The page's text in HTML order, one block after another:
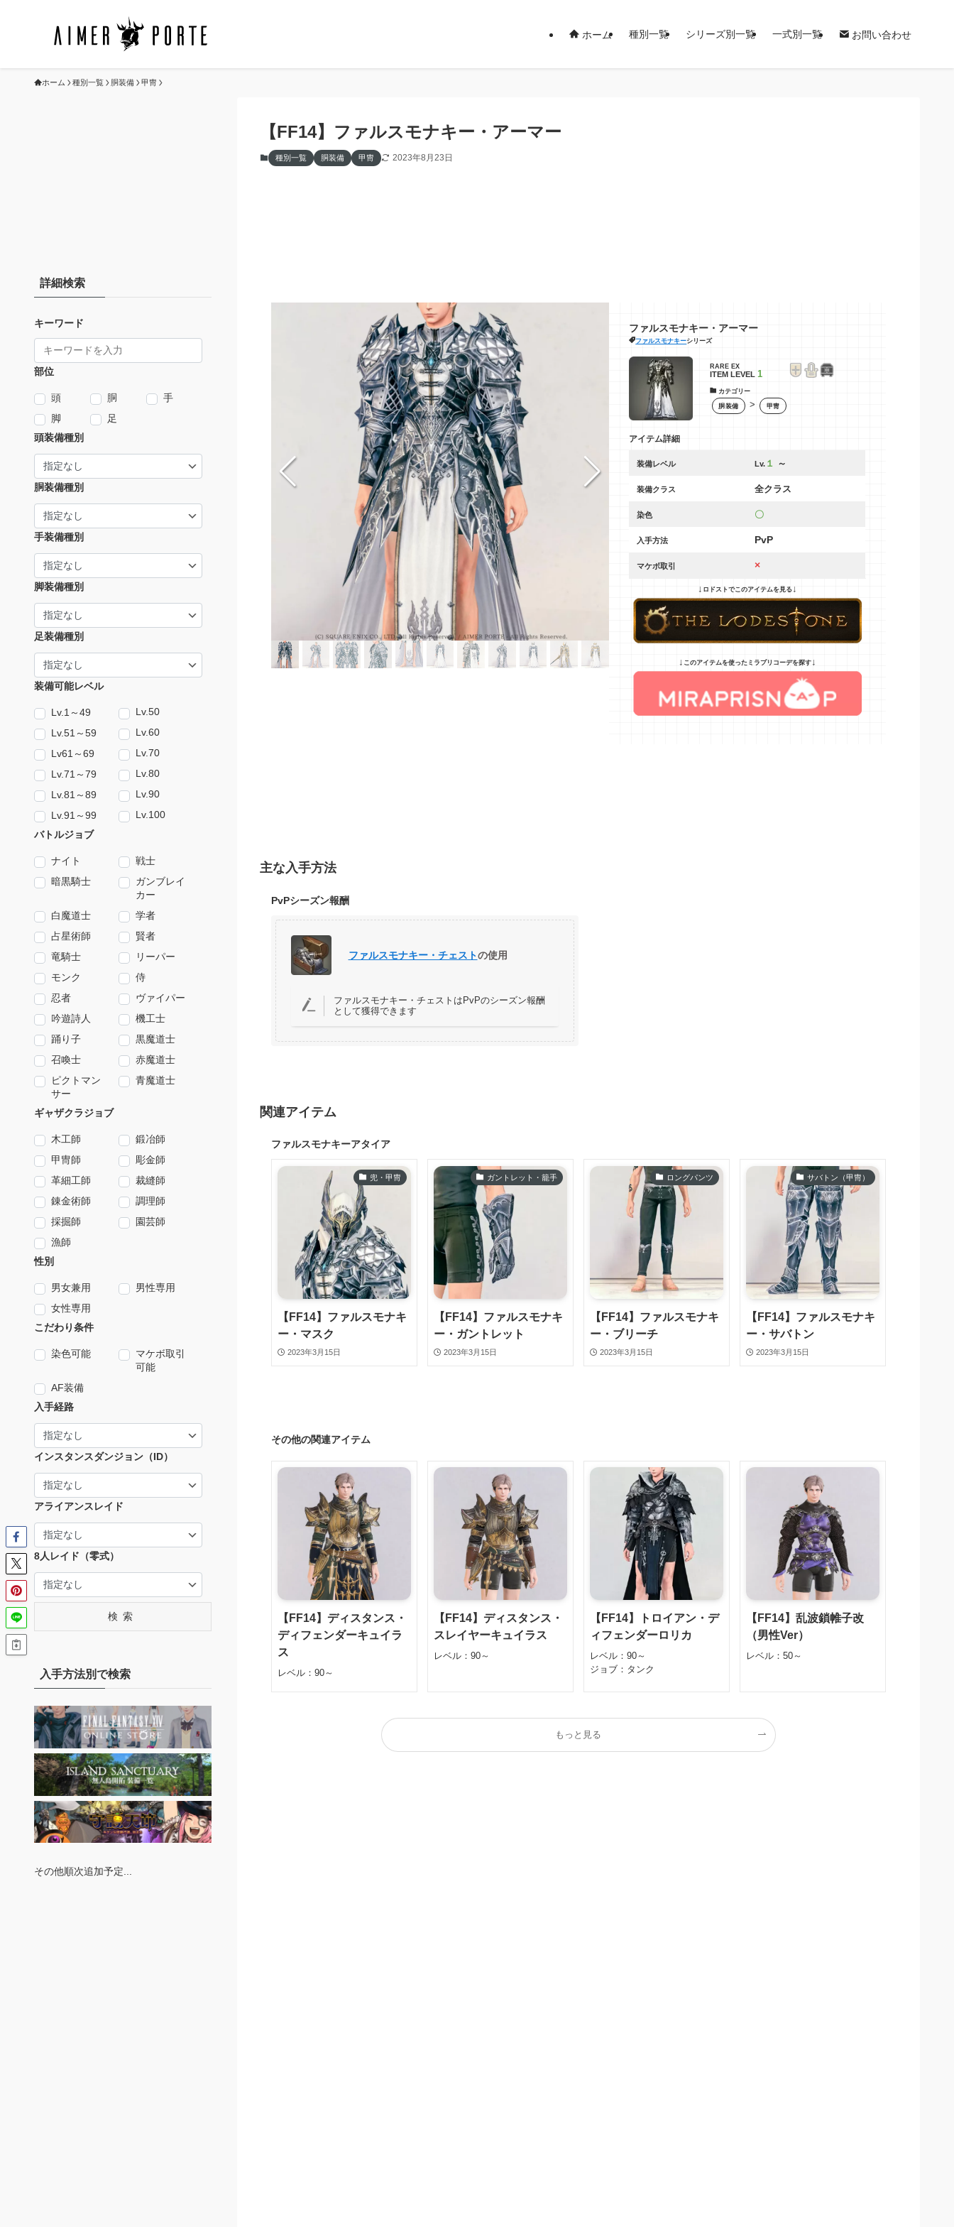
ホーム 種別一覧 シリーズ別一覧 一式別一覧 お問い合わせ
ホーム 種別一覧 胴装備 甲冑
【FF14】ファルスモナキー・アーマー
種別一覧 胴装備 甲冑 2023年8月23日
ファルスモナキー・アーマー
ファルスモナキーシリーズ
RARE EX
ITEM LEVEL 1
カテゴリー
胴装備 > 甲冑
アイテム詳細
装備レベル Lv.１ ～
装備クラス 全クラス
染色 〇
入手方法 PvP
マケボ取引 ×
↓ ロドストでこのアイテムを見る↓
↓ このアイテムを使ったミラプリコーデを探す ↓
主な入手方法
PvPシーズン報酬
ファルスモナキー・チェストの使用
ファルスモナキー・チェストはPvPのシーズン報酬
として獲得できます
関連アイテム
ファルスモナキーアタイア
兜・甲冑
【FF14】ファルスモナキ
ー・マスク
2023年3月15日
ガントレット・籠手
【FF14】ファルスモナキ
ー・ガントレット
2023年3月15日
ロングパンツ
【FF14】ファルスモナキ
ー・ブリーチ
2023年3月15日
サバトン（甲冑）
【FF14】ファルスモナキ
ー・サバトン
2023年3月15日
その他の関連アイテム
【FF14】ディスタンス・
ディフェンダーキュイラ
ス
レベル：90～
【FF14】ディスタンス・
スレイヤーキュイラス
レベル：90～
【FF14】トロイアン・デ
ィフェンダーロリカ
レベル：90～
ジョブ：タンク
【FF14】乱波鎖帷子改
（男性Ver）
レベル：50～
もっと見る
詳細検索
キーワード
部位
頭 胴
手
脚
足
頭装備種別
胴装備種別
手装備種別
脚装備種別
足装備種別
装備可能レベル
Lv.1～49
Lv.50
Lv.51～59
Lv.60
Lv61～69
Lv.70
Lv.71～79
Lv.80
Lv.81～89
Lv.90
Lv.91～99
Lv.100
バトルジョブ
ナイト
戦士
暗黒騎士
ガンブレイ
カー
白魔道士
学者
占星術師
賢者
竜騎士
リーパー
モンク
侍
忍者
ヴァイパー
吟遊詩人
機工士
踊り子
黒魔道士
召喚士
赤魔道士
ピクトマン
サー
青魔道士
ギャザクラジョブ
木工師
鍛冶師
甲冑師
彫金師
革細工師
裁縫師
錬金術師
調理師
採掘師
園芸師
漁師
性別
男女兼用
男性専用
女性専用
こだわり条件
染色可能
マケボ取引
可能
AF装備
入手経路
インスタンスダンジョン（ID）
アライアンスレイド
8人レイド（零式）
検索
入手方法別で検索
その他順次追加予定...